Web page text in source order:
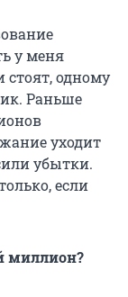
у меня
одному
Раньше
уходит
убытки.
если
миллион?